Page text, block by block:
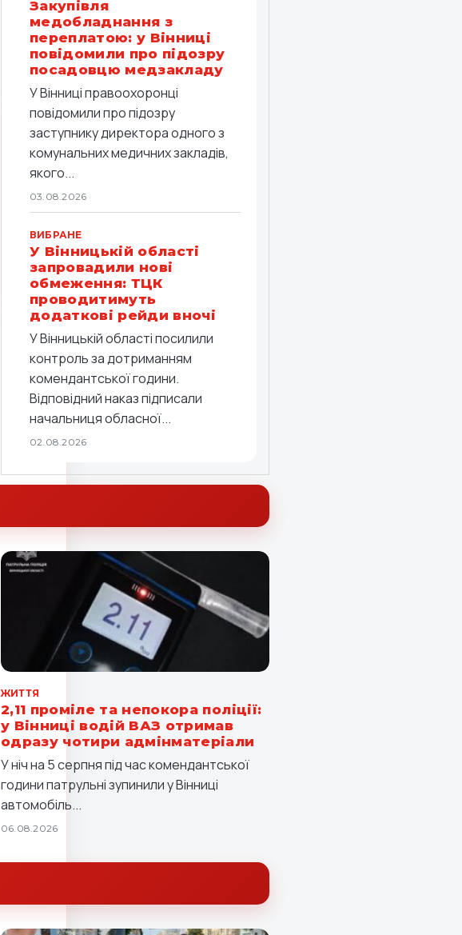
Закупівля
медобладнання з
переплатою: у Вінниці
повідомили про підозру
посадовцю медзакладу
У Вінниці правоохоронці
повідомили про підозру
заступнику директора одного з
комунальних медичних закладів,
якого...
03.08.2026
ВИБРАНЕ
У Вінницькій області
запровадили нові
обмеження: ТЦК
проводитимуть
додаткові рейди вночі
У Вінницькій області посилили
контроль за дотриманням
комендантської години.
Відповідний наказ підписали
начальниця обласної...
02.08.2026
ЖИТТЯ
2,11 проміле та непокора поліції:
у Вінниці водій ВАЗ отримав
одразу чотири адмінматеріали
У ніч на 5 серпня під час комендантської
години патрульні зупинили у Вінниці
автомобіль...
06.08.2026